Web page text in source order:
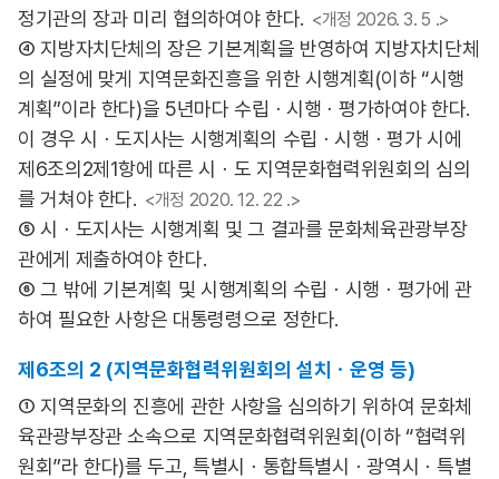
정기관의 장과 미리 협의하여야 한다. <개정 2026. 3. 5 .>
④ 지방자치단체의 장은 기본계획을 반영하여 지방자치단체
의 실정에 맞게 지역문화진흥을 위한 시행계획(이하 “시행
계획”이라 한다)을 5년마다 수립ㆍ시행ㆍ평가하여야 한다.
이 경우 시ㆍ도지사는 시행계획의 수립ㆍ시행ㆍ평가 시에
제6조의2제1항에 따른 시ㆍ도 지역문화협력위원회의 심의
를 거쳐야 한다. <개정 2020. 12. 22 .>
⑤ 시ㆍ도지사는 시행계획 및 그 결과를 문화체육관광부장
관에게 제출하여야 한다.
⑥ 그 밖에 기본계획 및 시행계획의 수립ㆍ시행ㆍ평가에 관
하여 필요한 사항은 대통령령으로 정한다.
제6조의 2 (지역문화협력위원회의 설치ㆍ운영 등)
① 지역문화의 진흥에 관한 사항을 심의하기 위하여 문화체
육관광부장관 소속으로 지역문화협력위원회(이하 “협력위
원회”라 한다)를 두고, 특별시ㆍ통합특별시ㆍ광역시ㆍ특별